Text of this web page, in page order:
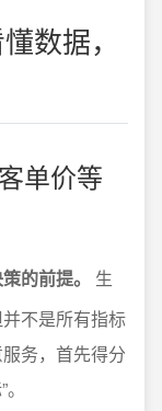
数据，
单价等
的前提。
生
不是所有指标
务，首先得分